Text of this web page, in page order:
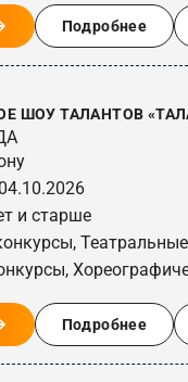
Подробнее
ШОУ ТАЛАНТОВ
и старше
Подробнее